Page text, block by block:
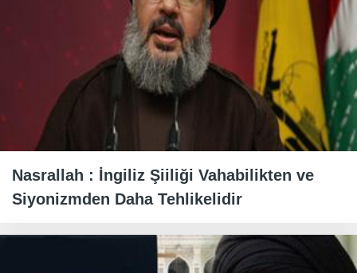
Nasrallah : İngiliz Şiiliği Vahabilikten ve
Siyonizmden Daha Tehlikelidir